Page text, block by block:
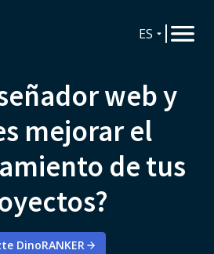
ES
web y
mejorar el
de tus
DinoRANKER